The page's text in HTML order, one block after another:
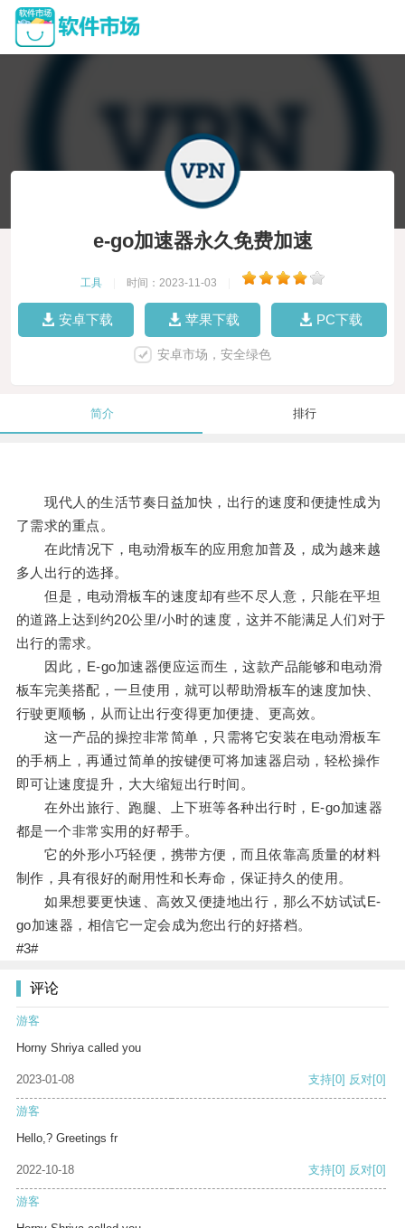
e-go加速器永久免费加速
工具 时间：2023-11-03
安卓下载 苹果下载 PC下载
安卓市场，安全绿色
简介 排行
现代人的生活节奏日益加快，出行的速度和便捷性成为
了需求的重点。
在此情况下，电动滑板车的应用愈加普及，成为越来越
多人出行的选择。
但是，电动滑板车的速度却有些不尽人意，只能在平坦
的道路上达到约20公里/小时的速度，这并不能满足人们对于
出行的需求。
因此，E-go加速器便应运而生，这款产品能够和电动滑
板车完美搭配，一旦使用，就可以帮助滑板车的速度加快、
行驶更顺畅，从而让出行变得更加便捷、更高效。
这一产品的操控非常简单，只需将它安装在电动滑板车
的手柄上，再通过简单的按键便可将加速器启动，轻松操作
即可让速度提升，大大缩短出行时间。
在外出旅行、跑腿、上下班等各种出行时，E-go加速器
都是一个非常实用的好帮手。
它的外形小巧轻便，携带方便，而且依靠高质量的材料
制作，具有很好的耐用性和长寿命，保证持久的使用。
如果想要更快速、高效又便捷地出行，那么不妨试试E-
go加速器，相信它一定会成为您出行的好搭档。
#3#
评论
游客
Horny Shriya called you
2023-01-08 支持[0] 反对[0]
游客
Hello,? Greetings fr
2022-10-18 支持[0] 反对[0]
游客